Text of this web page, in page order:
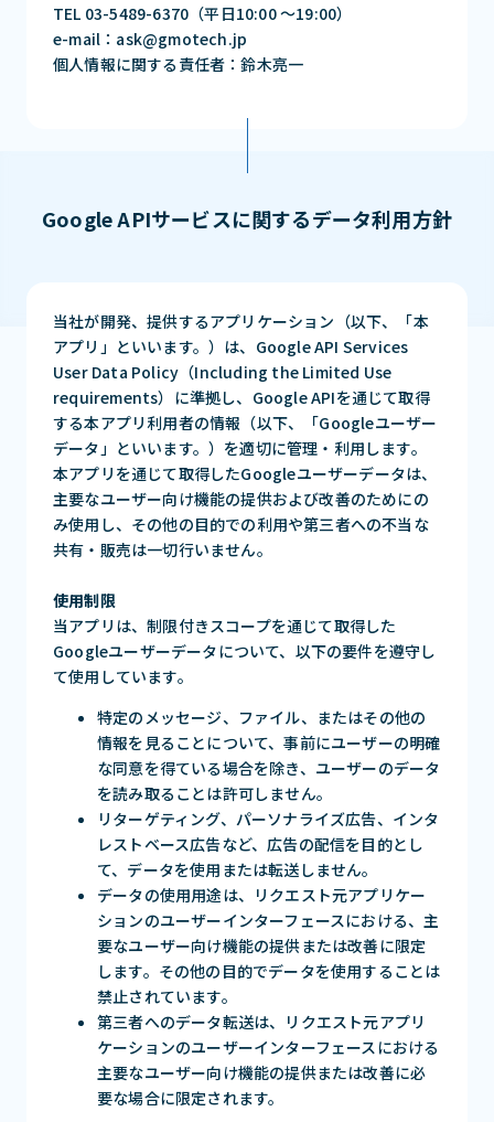
TEL 03-5489-6370（平日10:00 〜19:00）
e-mail：ask@gmotech.jp
個人情報に関する責任者：鈴木亮一
Google APIサービスに関するデータ利用方針
当社が開発、提供するアプリケーション（以下、「本
アプリ」といいます。）は、Google API Services
User Data Policy（Including the Limited Use
requirements）に準拠し、Google APIを通じて取得
する本アプリ利用者の情報（以下、「Googleユーザー
データ」といいます。）を適切に管理・利用します。
本アプリを通じて取得したGoogleユーザーデータは、
主要なユーザー向け機能の提供および改善のためにの
み使用し、その他の目的での利用や第三者への不当な
共有・販売は一切行いません。
使用制限
当アプリは、制限付きスコープを通じて取得した
Googleユーザーデータについて、以下の要件を遵守し
て使用しています。
特定のメッセージ、ファイル、またはその他の
情報を見ることについて、事前にユーザーの明確
な同意を得ている場合を除き、ユーザーのデータ
を読み取ることは許可しません。
リターゲティング、パーソナライズ広告、インタ
レストベース広告など、広告の配信を目的とし
て、データを使用または転送しません。
データの使用用途は、リクエスト元アプリケー
ションのユーザーインターフェースにおける、主
要なユーザー向け機能の提供または改善に限定
します。その他の目的でデータを使用することは
禁止されています。
第三者へのデータ転送は、リクエスト元アプリ
ケーションのユーザーインターフェースにおける
主要なユーザー向け機能の提供または改善に必
要な場合に限定されます。